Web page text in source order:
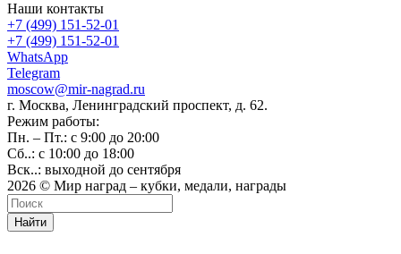
Наши контакты
+7 (499) 151-52-01
+7 (499) 151-52-01
WhatsApp
Telegram
moscow@mir-nagrad.ru
г. Москва, Ленинградский проспект, д. 62.
Режим работы:
Пн. – Пт.: с 9:00 до 20:00
Сб..: с 10:00 до 18:00
Вск..: выходной до сентября
2026 © Мир наград – кубки, медали, награды
Найти